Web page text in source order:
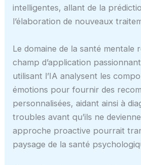
intelligentes, allant de la
l’élaboration de nouveaux
Le domaine de la santé mentale
champ d’application
utilisant l’IA analysent les
émotions pour fournir des
personnalisées, aidant ainsi à
troubles avant qu’ils ne
approche proactive pourrait
paysage de la santé